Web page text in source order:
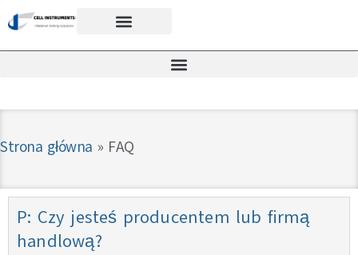
Strona główna » FAQ
P: Czy jesteś producentem lub firmą
handlową?